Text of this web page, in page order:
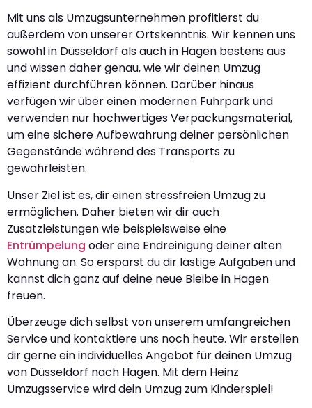
Mit uns als Umzugsunternehmen profitierst du
außerdem von unserer Ortskenntnis. Wir kennen uns
sowohl in Düsseldorf als auch in Hagen bestens aus
und wissen daher genau, wie wir deinen Umzug
effizient durchführen können. Darüber hinaus
verfügen wir über einen modernen Fuhrpark und
verwenden nur hochwertiges Verpackungsmaterial,
um eine sichere Aufbewahrung deiner persönlichen
Gegenstände während des Transports zu
gewährleisten.
Unser Ziel ist es, dir einen stressfreien Umzug zu
ermöglichen. Daher bieten wir dir auch
Zusatzleistungen wie beispielsweise eine
Entrümpelung oder eine Endreinigung deiner alten
Wohnung an. So ersparst du dir lästige Aufgaben und
kannst dich ganz auf deine neue Bleibe in Hagen
freuen.
Überzeuge dich selbst von unserem umfangreichen
Service und kontaktiere uns noch heute. Wir erstellen
dir gerne ein individuelles Angebot für deinen Umzug
von Düsseldorf nach Hagen. Mit dem Heinz
Umzugsservice wird dein Umzug zum Kinderspiel!